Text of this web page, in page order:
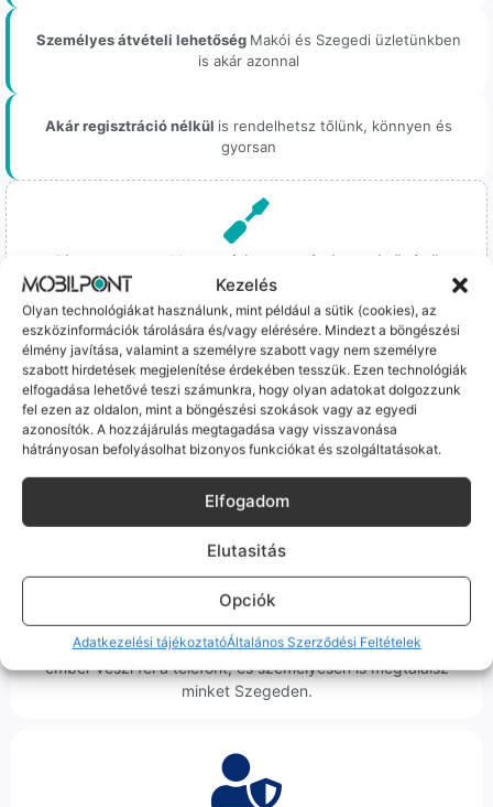
Kezelés
Olyan technológiákat használunk, mint például a sütik (cookies), az
eszközinformációk tárolására és/vagy elérésére. Mindezt a böngészési
élmény javítása, valamint a személyre szabott vagy nem személyre
szabott hirdetések megjelenítése érdekében tesszük. Ezen technológiák
elfogadása lehetővé teszi számunkra, hogy olyan adatokat dolgozzunk
fel ezen az oldalon, mint a böngészési szokások vagy az egyedi
azonosítók. A hozzájárulás megtagadása vagy visszavonása
hátrányosan befolyásolhat bizonyos funkciókat és szolgáltatásokat.
Elfogadom
Elutasitás
Opciók
Adatkezelési tájékoztatóÁltalános Szerződési Feltételek
Személyes átvételi lehetőség Makói és Szegedi üzletünkben
is akár azonnal
Akár regisztráció nélkül is rendelhetsz tőlünk, könnyen és
gyorsan
Bizonyos esetekben gyári vagy prémium minőségű
alkatrészekre (pl. új akkumulátorra vagy kijelzőre)
cseréljük a régieket.
Ez mindig 100%-os, tesztelt állapotot jelent. iPhone-oknál
előfordulhat az "Ismeretlen alkatrész" jelzés, de ne aggódj, ez
csak a gyártó szoftveres üzenete – a telefonod ettől még
tökéletesen és hibátlanul teszi a dolgát! Ha valahol (pl. Samsung
S-széria) a gyárinál rosszabb minőségű az alkatrész, azt a
termékleírásban külön jelezzük neked.
100% Elérhetőség
Sok éve a szegedi piac meghatározó szereplői vagyunk.
Nem egy arctalan webshop vagyunk: ha kérdésed van, élő
ember veszi fel a telefont, és személyesen is megtalálsz
minket Szegeden.